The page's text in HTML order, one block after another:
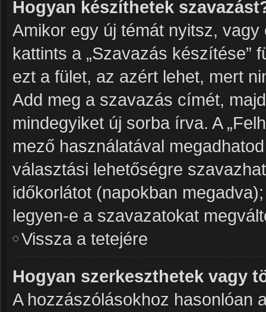
Hogyan készíthetek
Amikor egy új témát nyitsz,
kattints a „Szavazás készítése”
ezt a fület, az azért lehet, mert
Add meg a szavazás címét,
mindegyiket új sorba írva. A
mező használatával
választási lehetőségre
időkorlátot (napokban
legyen-e a szavazatokat
Vissza a tetejére
Hogyan szerkeszthetek vagy
A hozzászólásokhoz hasonlóan